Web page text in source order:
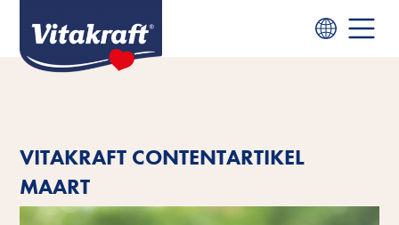
VITAKRAFT CONTENTARTIKEL
MAART